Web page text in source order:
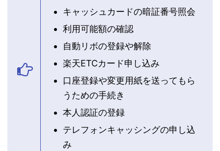
キャッシュカードの暗証番号照会
利用可能額の確認
自動リボの登録や解除
楽天ETCカード申し込み
口座登録や変更用紙を送ってもら
うための手続き
本人認証の登録
テレフォンキャッシングの申し込
み